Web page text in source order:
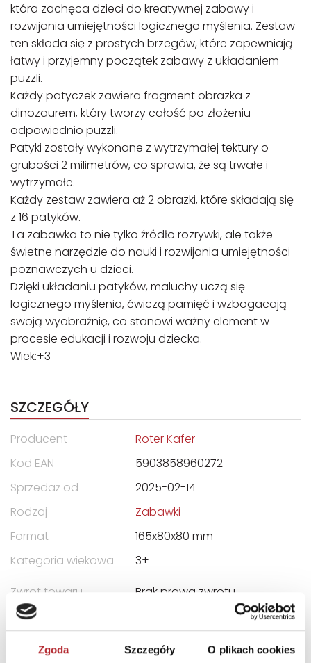
Zgoda Szczegóły O plikach cookies
która zachęca dzieci do kreatywnej zabawy i
rozwijania umiejętności logicznego myślenia. Zestaw
ten składa się z prostych brzegów, które zapewniają
łatwy i przyjemny początek zabawy z układaniem
puzzli.
Każdy patyczek zawiera fragment obrazka z
dinozaurem, który tworzy całość po złożeniu
odpowiednio puzzli.
Patyki zostały wykonane z wytrzymałej tektury o
grubości 2 milimetrów, co sprawia, że są trwałe i
wytrzymałe.
Każdy zestaw zawiera aż 2 obrazki, które składają się
z 16 patyków.
Ta zabawka to nie tylko źródło rozrywki, ale także
świetne narzędzie do nauki i rozwijania umiejętności
poznawczych u dzieci.
Dzięki układaniu patyków, maluchy uczą się
logicznego myślenia, ćwiczą pamięć i wzbogacają
swoją wyobraźnię, co stanowi ważny element w
procesie edukacji i rozwoju dziecka.
Wiek:+3
SZCZEGÓŁY
Producent
Roter Kafer
Kod EAN
5903858960272
Sprzedaż od
2025-02-14
Rodzaj
Zabawki
Format
165x80x80 mm
Kategoria wiekowa
3+
Zwrot towaru
Brak prawa zwrotu